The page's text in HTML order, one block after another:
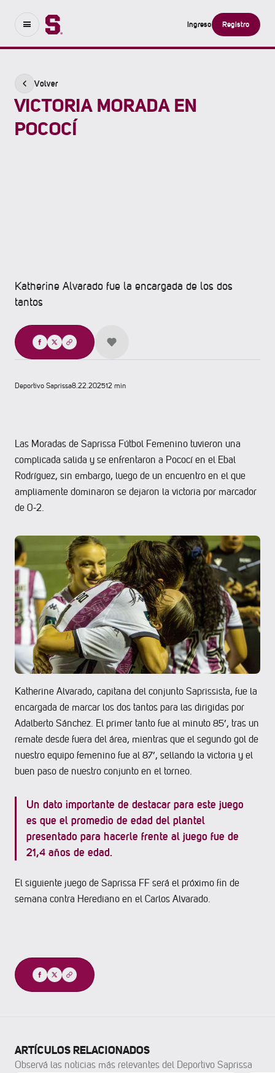
Ingreso Registro
Volver
VICTORIA MORADA EN
POCOCÍ
Katherine Alvarado fue la encargada de los dos
tantos
Compartir
Deportivo Saprissa8.22.202512 min
Las Moradas de Saprissa Fútbol Femenino tuvieron una
complicada salida y se enfrentaron a Pococí en el Ebal
Rodríguez, sin embargo, luego de un encuentro en el que
ampliamente dominaron se dejaron la victoria por marcador
de 0-2.
Katherine Alvarado, capitana del conjunto Saprissista, fue la
encargada de marcar los dos tantos para las dirigidas por
Adalberto Sánchez. El primer tanto fue al minuto 85’, tras un
remate desde fuera del área, mientras que el segundo gol de
nuestro equipo femenino fue al 87’, sellando la victoria y el
buen paso de nuestro conjunto en el torneo.
Un dato importante de destacar para este juego
es que el promedio de edad del plantel
presentado para hacerle frente al juego fue de
21,4 años de edad.
El siguiente juego de Saprissa FF será el próximo fin de
semana contra Herediano en el Carlos Alvarado.
Compartir
ARTÍCULOS RELACIONADOS
Observá las noticias más relevantes del Deportivo Saprissa